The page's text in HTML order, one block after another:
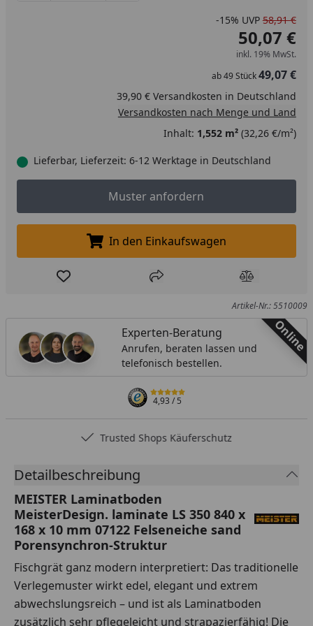
-15% UVP 58,91 €
50,07 €
inkl. 19% MwSt.
ab49Stück49,07 €
39,90 € Versandkosten in Deutschland
Versandkosten nach Menge und Land
Inhalt: 1,552 m²(32,26 €/m²)
Lieferbar, Lieferzeit: 6-12 Werktage in Deutschland
Muster anfordern
Muster anfordern
In den Einkaufswagen legen
In den Einkaufswagen
Produkt zur Wunschliste hinzufügen
Teilen Produkt
Artikel-Nr.: 5510009
Online
Experten-Beratung
Anrufen, beraten lassen und
telefonisch bestellen.
4,93/ 5
Trusted Shops Käuferschutz
Detailbeschreibung
MEISTER Laminatboden
MeisterDesign. laminate LS 350 840 x
168 x 10 mm 07122 Felseneiche sand
Porensynchron-Struktur
Fischgrät ganz modern interpretiert: Das traditionelle
Verlegemuster wirkt edel, elegant und extrem
abwechslungsreich – und ist als Laminatboden
zusätzlich sehr pflegeleicht und strapazierfähig! Die